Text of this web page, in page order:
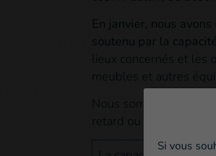
En janvier, nous
soutenu par la
lieux concernés et les
meubles et autres
Nous sommes très
retard ou problème.
Si vous